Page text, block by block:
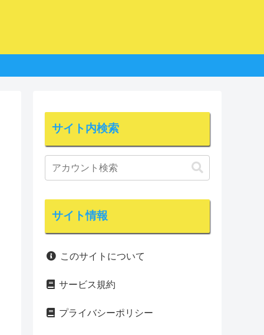
サイト内検索
サイト情報
このサイトについて
サービス規約
プライバシーポリシー